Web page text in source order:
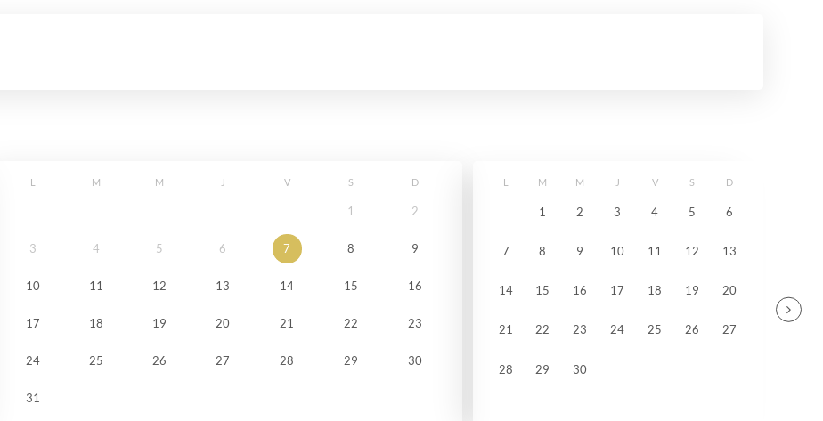
L M M J V S D
1 2
3 4 5 6 7 8 9
10 11 12 13 14 15 16
17 18 19 20 21 22 23
24 25 26 27 28 29 30
31
L M M J V S D
1 2 3 4 5 6
7 8 9 10 11 12 13
14 15 16 17 18 19 20
21 22 23 24 25 26 27
28 29 30